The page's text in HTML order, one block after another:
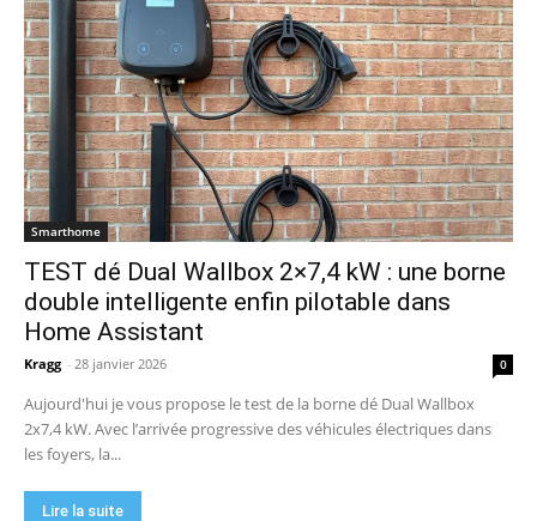
Smarthome
TEST dé Dual Wallbox 2×7,4 kW : une borne
double intelligente enfin pilotable dans
Home Assistant
Kragg - 28 janvier 2026 0
Aujourd'hui je vous propose le test de la borne dé Dual Wallbox
2x7,4 kW. Avec l’arrivée progressive des véhicules électriques dans
les foyers, la...
Lire la suite